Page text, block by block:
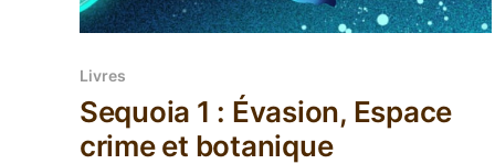
Livres
Sequoia 1 : Évasion, Espace
crime et botanique